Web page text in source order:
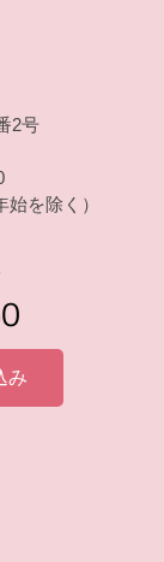
2号
始を除く）
み